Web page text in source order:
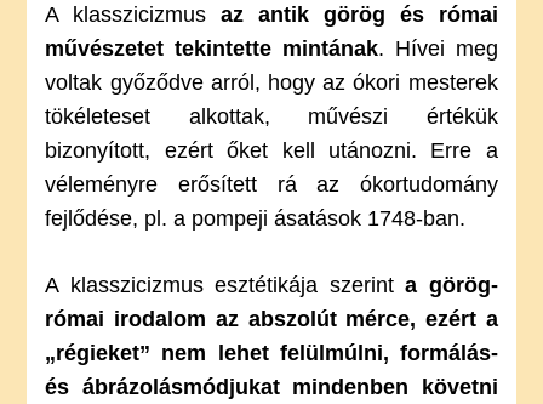
A klasszicizmusaz antik görög és római
művészetet tekintette mintának. Hívei meg
voltak győződve arról, hogy az ókori mesterek
tökéleteset alkottak, művészi értékük
bizonyított, ezért őket kell utánozni. Erre a
véleményre erősített rá az ókortudomány
fejlődése, pl. a pompeji ásatások 1748-ban.
A klasszicizmus esztétikája szerinta görög-
római irodalom az abszolút mérce, ezért a
„régieket” nem lehet felülmúlni, formálás-
és ábrázolásmódjukat mindenben követni